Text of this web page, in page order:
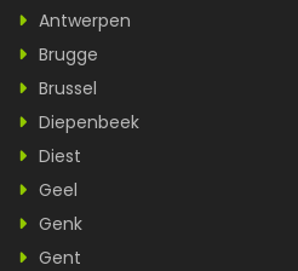
Antwerpen
Brugge
Brussel
Diepenbeek
Diest
Geel
Genk
Gent